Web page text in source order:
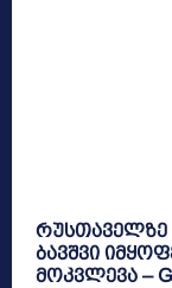
ბავშვი
მოკვლევა –